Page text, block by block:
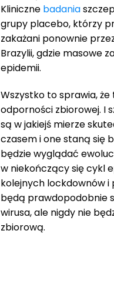
Kliniczne badania
grupy placebo, którzy
zakażani ponownie
Brazylii, gdzie masowe
epidemii.
Wszystko to sprawia,
odporności zbiorowej. I
są w jakiejś mierze
czasem i one staną się
będzie wyglądać
w niekończący się cykl
kolejnych lockdownów
będą prawdopodobnie
wirusa, ale nigdy nie
zbiorową.